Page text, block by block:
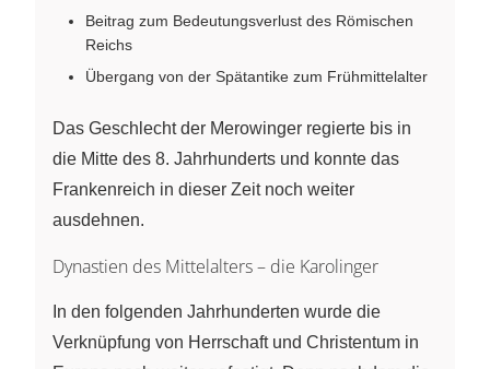
Beitrag zum Bedeutungsverlust des Römischen
Reichs
Übergang von der Spätantike zum Frühmittelalter
Das Geschlecht der Merowinger regierte bis in
die Mitte des 8. Jahrhunderts und konnte das
Frankenreich in dieser Zeit noch weiter
ausdehnen.
Dynastien des Mittelalters – die Karolinger
In den folgenden Jahrhunderten wurde die
Verknüpfung von Herrschaft und Christentum in